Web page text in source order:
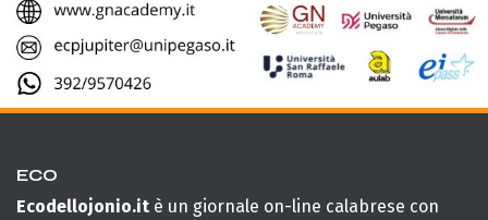
ECO
Ecodellojonio.it è un giornale on-line calabrese con